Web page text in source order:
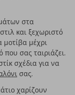
στα
και ξεχωριστό
μέχρι
σας ταιριάζει.
σχέδια για να
σας.
χαρίζουν